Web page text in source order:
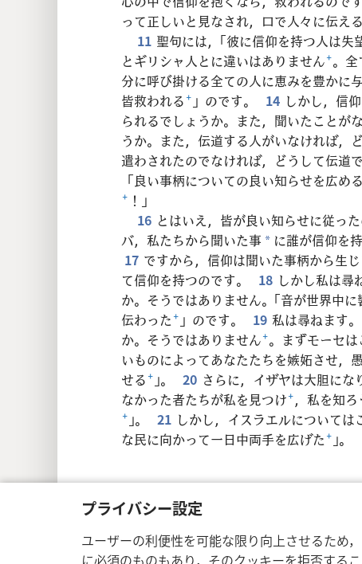
プライバシー設定
ユーザーの利便性を可能な限り向上させるため
に必須のものもあり，そのクッキーを拒否する
って正しいと見なされ，口で人々に伝え
11 聖句には，「彼に信仰を持つ人は失
とギリシャ人とに違いはありません+。
分に呼び掛ける全ての人に恵みを豊かに
皆救われる+ 」のです。 14 しかし，信
られるでしょうか。また，聞いたことが
うか。また，伝道する人がいなければ，
遣わされたのでなければ，どうして伝道
「良い事柄についての良い知らせを広め
+ ！」
16 とはいえ，皆が良い知らせに従っ
バ，私たちから聞いた事 * に誰が信仰を
17 ですから，信仰は聞いた事柄から生
て信仰を持つのです。
18 しかし私は尋
か。そうではありません。「音が世界中
伝わった+ 」のです。 19 私は尋ねます
か。そうではありません+。まずモーセは
いものによってあなたたちを嫉妬させ，
せる+ 」。 20 さらに，イザヤは大胆にな
なかった者たちが私を見つけ+，私を知
+ 」。 21 しかし，イスラエルについては
な民に向かって一日中両手を広げた+ 」。